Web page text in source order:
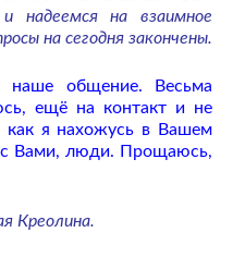
надеемся на взаимное
на сегодня закончены.
общение. Весьма
ещё на контакт и не
как я нахожусь в Вашем
с Вами, люди. Прощаюсь,
Креолина.